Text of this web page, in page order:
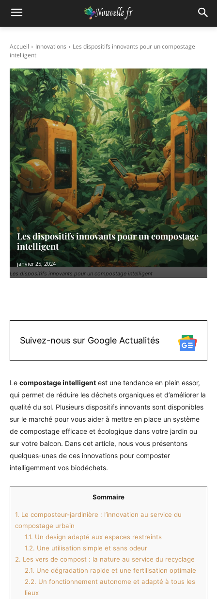
Accueil Innovations
Les dispositifs innovants pour un compostage
intelligent
Les dispositifs innovants pour un compostage intelligent
Les dispositifs innovants pour un compostage
intelligent
janvier 25, 2024
Suivez-nous sur Google Actualités
Le compostage intelligent est une tendance en plein essor,
qui permet de réduire les déchets organiques et d’améliorer la
qualité du sol. Plusieurs dispositifs innovants sont disponibles
sur le marché pour vous aider à mettre en place un système
de compostage efficace et écologique dans votre jardin ou
sur votre balcon. Dans cet article, nous vous présentons
quelques-unes de ces innovations pour composter
intelligemment vos biodéchets.
Sommaire
1. Le composteur-jardinière : l’innovation au service du
compostage urbain
1.1. Un design adapté aux espaces restreints
1.2. Une utilisation simple et sans odeur
2. Les vers de compost : la nature au service du recyclage
2.1. Une dégradation rapide et une fertilisation optimale
2.2. Un fonctionnement autonome et adapté à tous les
lieux